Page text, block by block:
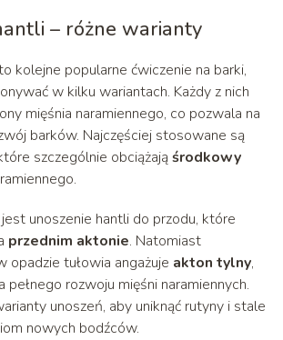
– różne warianty
kolejne popularne ćwiczenie na barki,
w kilku wariantach. Każdy z nich
mięśnia naramiennego, co pozwala na
barków. Najczęściej stosowane są
szczególnie obciążają środkowy
unoszenie hantli do przodu, które
przednim aktonie. Natomiast
opadzie tułowia angażuje akton tylny,
rozwoju mięśni naramiennych.
unoszeń, aby uniknąć rutyny i stale
nowych bodźców.